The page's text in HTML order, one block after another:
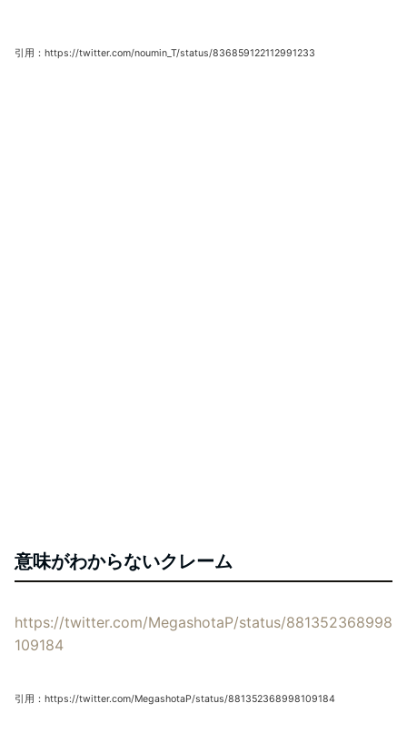
引用：https://twitter.com/noumin_T/status/836859122112991233
意味がわからないクレーム
https://twitter.com/MegashotaP/status/881352368998
109184
引用：https://twitter.com/MegashotaP/status/881352368998109184